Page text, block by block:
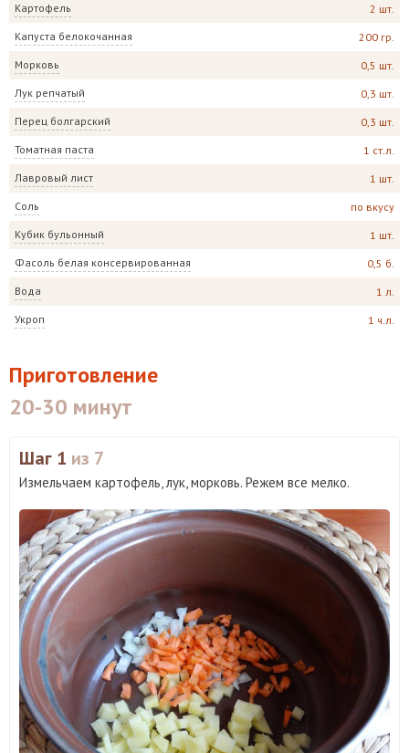
Картофель 2 шт.
Капуста белокочанная 200 гр.
Морковь 0,5 шт.
Лук репчатый 0,3 шт.
Перец болгарский 0,3 шт.
Томатная паста 1 ст.л.
Лавровый лист 1 шт.
Соль по вкусу
Кубик бульонный 1 шт.
Фасоль белая консервированная 0,5 б.
Вода 1 л.
Укроп 1 ч.л.
Приготовление
20-30 минут
Шаг 1 из 7
Измельчаем картофель, лук, морковь. Режем все мелко.